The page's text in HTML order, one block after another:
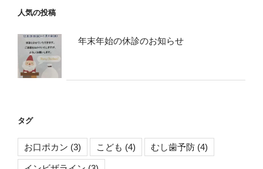
人気の投稿
年末年始の休診のお知らせ
タグ
お口ポカン (3) こども (4) むし歯予防 (4)